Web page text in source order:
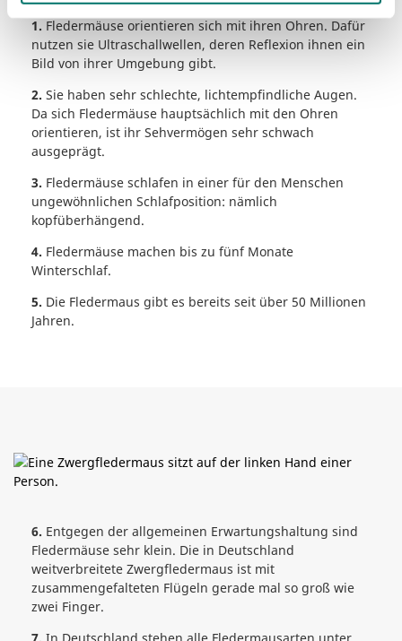
1. Fledermäuse orientieren sich mit ihren Ohren. Dafür
nutzen sie Ultraschallwellen, deren Reflexion ihnen ein
Bild von ihrer Umgebung gibt.
2. Sie haben sehr schlechte, lichtempfindliche Augen.
Da sich Fledermäuse hauptsächlich mit den Ohren
orientieren, ist ihr Sehvermögen sehr schwach
ausgeprägt.
3. Fledermäuse schlafen in einer für den Menschen
ungewöhnlichen Schlafposition: nämlich
kopfüberhängend.
4. Fledermäuse machen bis zu fünf Monate
Winterschlaf.
5. Die Fledermaus gibt es bereits seit über 50 Millionen
Jahren.
6. Entgegen der allgemeinen Erwartungshaltung sind
Fledermäuse sehr klein. Die in Deutschland
weitverbreitete Zwergfledermaus ist mit
zusammengefalteten Flügeln gerade mal so groß wie
zwei Finger.